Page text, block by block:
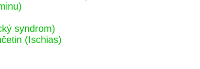
syndrom)
(Ischias)